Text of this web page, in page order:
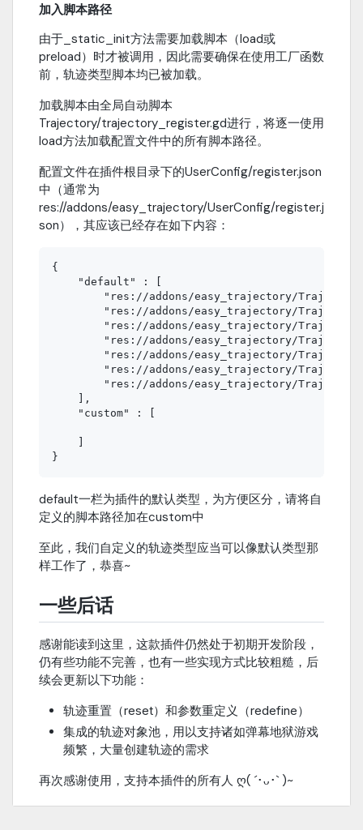
加入脚本路径
由于_static_init方法需要加载脚本（load或
preload）时才被调用，因此需要确保在使用工厂函数
前，轨迹类型脚本均已被加载。
加载脚本由全局自动脚本
Trajectory/trajectory_register.gd进行，将逐一使用
load方法加载配置文件中的所有脚本路径。
配置文件在插件根目录下的UserConfig/register.json
中（通常为
res://addons/easy_trajectory/UserConfig/register.j
son），其应该已经存在如下内容：
{
    "default" : [
"res://addons/easy_trajectory/
"res://addons/easy_trajectory/
"res://addons/easy_trajectory/
"res://addons/easy_trajectory/
"res://addons/easy_trajectory/
"res://addons/easy_trajectory/
"res://addons/easy_trajectory/
    ],
    "custom" : [
    ]
default一栏为插件的默认类型，为方便区分，请将自
定义的脚本路径加在custom中
至此，我们自定义的轨迹类型应当可以像默认类型那
样工作了，恭喜~
一些后话
感谢能读到这里，这款插件仍然处于初期开发阶段，
仍有些功能不完善，也有一些实现方式比较粗糙，后
续会更新以下功能：
轨迹重置（reset）和参数重定义（redefine）
集成的轨迹对象池，用以支持诸如弹幕地狱游戏
频繁，大量创建轨迹的需求
再次感谢使用，支持本插件的所有人 ღ( ´･ᴗ･` )~